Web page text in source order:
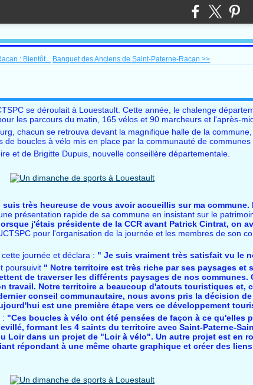
: Bientôt... Banquet des Anciens de Saint-Paterne-Racan >>
se déroulait à Louestault. Cette année, le chalenge
les parcours du matin, 165 vélos et 90 marcheurs et l'après-
chacun se retrouva devant la magnifique halle de la
boucles à vélo mis en place par la communauté de communes
et de Brigitte Dupuis, nouvelle conseillère départementale.
suis très heureuse de vous avoir accueillis sur ma commune.
présentation rapide de sa commune en insistant sur le
j'étais présidente de la CCR avant Patrick Cintrat, on
pour l'organisation de la journée et les membres de son
journée et déclara : " Je suis vraiment très satisfait vu le
poursuivit " Notre territoire est très riche par ses paysages et
de traverser les différents paysages de nos
travail. Notre territoire a beaucoup d'atouts touristiques et,
conseil communautaire, nous avons pris la décision
est une première étape vers ce développement
: "Ces boucles à vélo ont été pensées de façon à ce qu'elles
formant les 4 saints du territoire avec Saint-Paterne-
Loir dans un projet de "Loir à vélo". Un autre projet est en
répondant à une même charte graphique et créer des